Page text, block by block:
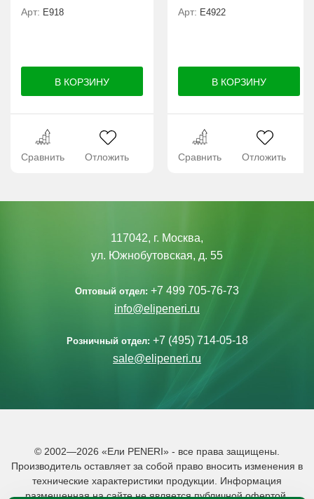
Арт: E918
Сравнить Отложить
Арт: Е4922
Сравнить Отложить
117042, г. Москва,
ул. Южнобутовская, д. 55
Оптовый отдел: +7 499 705-76-73
info@elipeneri.ru
Розничный отдел: +7 (495) 714-05-18
sale@elipeneri.ru
© 2002—2026 «Ели PENERI» - все права защищены.
Производитель оставляет за собой право вносить изменения в
технические характеристики продукции. Информация
размещенная на сайте не является публичной офертой.